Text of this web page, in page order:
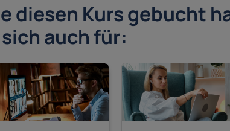
diesen Kurs gebucht
sich auch für: